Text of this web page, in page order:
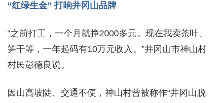
“红绿生金” 打响井冈山品牌
“之前打工，一个月就挣2000多元。现在我卖茶叶、
笋干等，一年起码有10万元收入。”井冈山市神山村
村民彭德良说。
因山高坡陡、交通不便，神山村曾被称作“井冈山脱